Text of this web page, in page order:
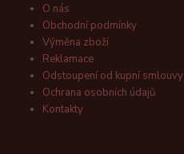
O nás
Obchodní podmínky
Výměna zboží
Reklamace
Odstoupení od kupní smlouvy
Ochrana osobních údajů
Kontakty